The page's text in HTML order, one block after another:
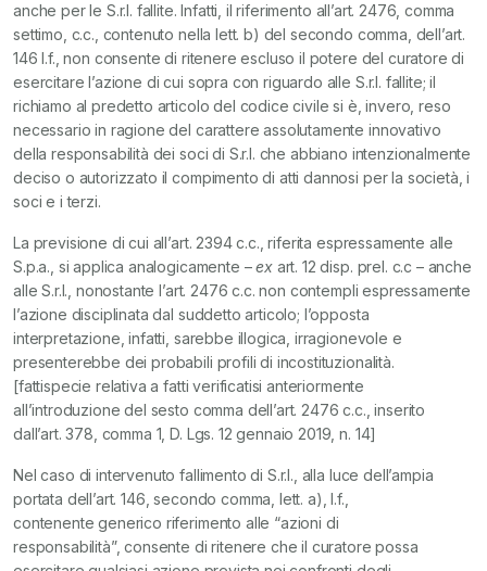
anche per le S.r.l. fallite. Infatti, il riferimento all’art. 2476, comma
settimo, c.c., contenuto nella lett. b) del secondo comma, dell’art.
146 l.f., non consente di ritenere escluso il potere del curatore di
esercitare l’azione di cui sopra con riguardo alle S.r.l. fallite; il
richiamo al predetto articolo del codice civile si è, invero, reso
necessario in ragione del carattere assolutamente innovativo
della responsabilità dei soci di S.r.l. che abbiano intenzionalmente
deciso o autorizzato il compimento di atti dannosi per la società, i
soci e i terzi.
La previsione di cui all’art. 2394 c.c., riferita espressamente alle
S.p.a., si applica analogicamente –exart. 12 disp. prel. c.c – anche
alle S.r.l., nonostante l’art. 2476 c.c. non contempli espressamente
l’azione disciplinata dal suddetto articolo; l’opposta
interpretazione, infatti, sarebbe illogica, irragionevole e
presenterebbe dei probabili profili di incostituzionalità.
[fattispecie relativa a fatti verificatisi anteriormente
all’introduzione del sesto comma dell’art. 2476 c.c., inserito
dall’art. 378, comma 1, D. Lgs. 12 gennaio 2019, n. 14]
Nel caso di intervenuto fallimento di S.r.l., alla luce dell’ampia
portata dell’art. 146, secondo comma, lett. a), l.f.,
contenente generico riferimento alle “azioni di
responsabilità”, consente di ritenere che il curatore possa